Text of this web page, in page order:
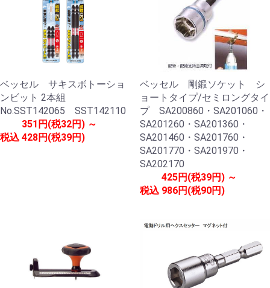
ベッセル サキスボトーショ
ンビット 2本組
No.SST142065 SST142110
税込
351円(税32円) ～
428円(税39円)
ベッセル 剛鍛ソケット シ
ョートタイプ/セミロングタイ
プ SA200860・SA201060・
SA201260・SA201360・
SA201460・SA201760・
SA201770・SA201970・
SA202170
税込
425円(税39円) ～
986円(税90円)